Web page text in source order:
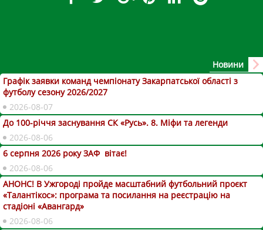
Новини
Графік заявки команд чемпіонату Закарпатської області з
футболу сезону 2026/2027
2026-08-07
До 100-річчя заснування СК «Русь». 8. Міфи та легенди
2026-08-06
6 серпня 2026 року ЗАФ вітає!
2026-08-06
АНОНС! В Ужгороді пройде масштабний футбольний проєкт
«Талантікос»: програма та посилання на реєстрацію на
стадіоні «Авангард»
2026-08-06